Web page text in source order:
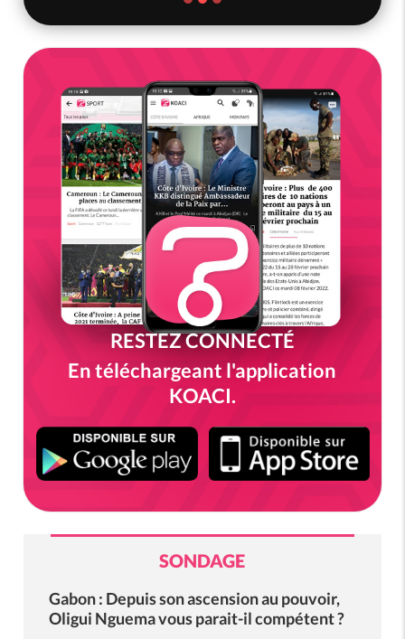
RESTEZ CONNECTÉ
En téléchargeant l'application
KOACI.
SONDAGE
Gabon : Depuis son ascension au pouvoir,
Oligui Nguema vous parait-il compétent ?